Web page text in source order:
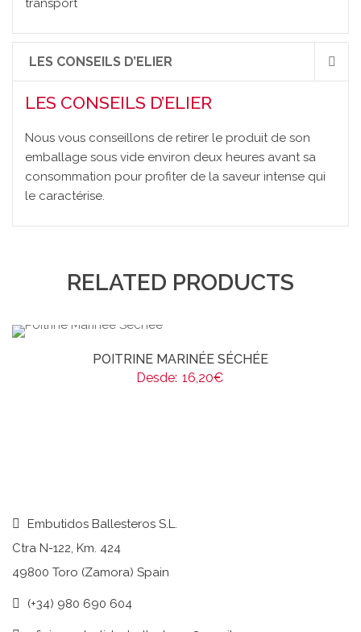
transport
LES CONSEILS D’ELIER
LES CONSEILS D’ELIER
Nous vous conseillons de retirer le produit de son
emballage sous vide environ deux heures avant sa
consommation pour profiter de la saveur intense qui
le caractérise.
RELATED PRODUCTS
POITRINE MARINÉE SÉCHÉE
Desde: 16,20€
Embutidos Ballesteros S.L.
Ctra N-122, Km. 424
49800 Toro (Zamora) Spain
(+34) 980 690 604